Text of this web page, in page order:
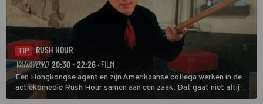
TIP
RUSH HOUR
VANAVOND 20:30 - 22:26 · FILM
Een Hongkongse agent en zijn Amerikaanse collega werken in de
actiekomedie Rush Hour samen aan een zaak. Dat gaat niet altijd
van een leien dakje.